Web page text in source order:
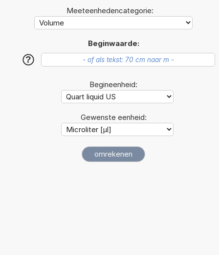
Meeteenhedencategorie:
Beginwaarde:
?
Begineenheid:
Gewenste eenheid: